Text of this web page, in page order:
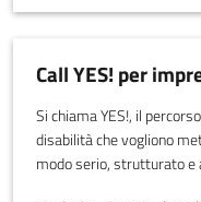
Call YES! per
Si chiama YES!, il
disabilità che vogliono
modo serio, strutturato e